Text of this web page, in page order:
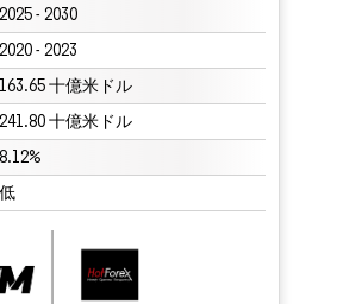
2025 - 2030
2020 - 2023
163.65 十億米ドル
241.80 十億米ドル
8.12%
低